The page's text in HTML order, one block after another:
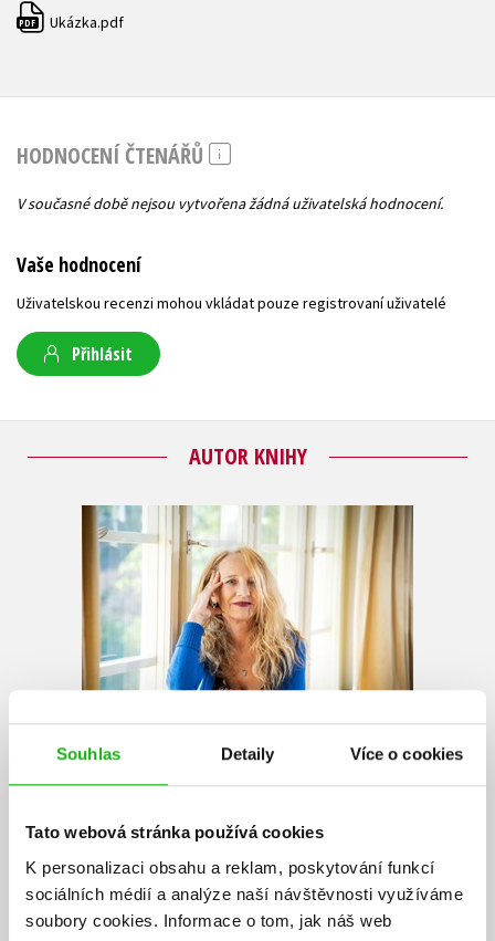
Souhlas Detaily Více o cookies
Tato webová stránka používá cookies
K personalizaci obsahu a reklam, poskytování funkcí
sociálních médií a analýze naší návštěvnosti využíváme
soubory cookies. Informace o tom, jak náš web
PDF Ukázka.pdf
HODNOCENÍ ČTENÁŘŮ
V současné době nejsou vytvořena žádná uživatelská hodnocení.
Vaše hodnocení
Uživatelskou recenzi mohou vkládat pouze registrovaní uživatelé
Přihlásit
AUTOR KNIHY
Spisovatelka a překladatelka, absolventka divadelní a filmové vědy
má na svém autorském kontě přes čtyři desítky titulů pro malé
čtenáře, teenagery i dospělé. Je autorkou mimořádně úspěšných
knižních sérií o holčičce Aničce a nevšední hrdince Valentýnce. Knihy